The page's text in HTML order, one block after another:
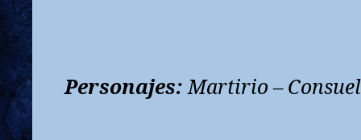
Personajes:Martirio –